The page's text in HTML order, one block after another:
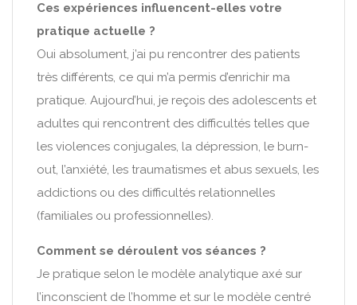
Ces expériences influencent-elles votre
pratique actuelle ?
Oui absolument, j’ai pu rencontrer des patients
très différents, ce qui m’a permis d’enrichir ma
pratique. Aujourd’hui, je reçois des adolescents et
adultes qui rencontrent des difficultés telles que
les violences conjugales, la dépression, le burn-
out, l’anxiété, les traumatismes et abus sexuels, les
addictions ou des difficultés relationnelles
(familiales ou professionnelles).
Comment se déroulent vos séances ?
Je pratique selon le modèle analytique axé sur
l’inconscient de l’homme et sur le modèle centré